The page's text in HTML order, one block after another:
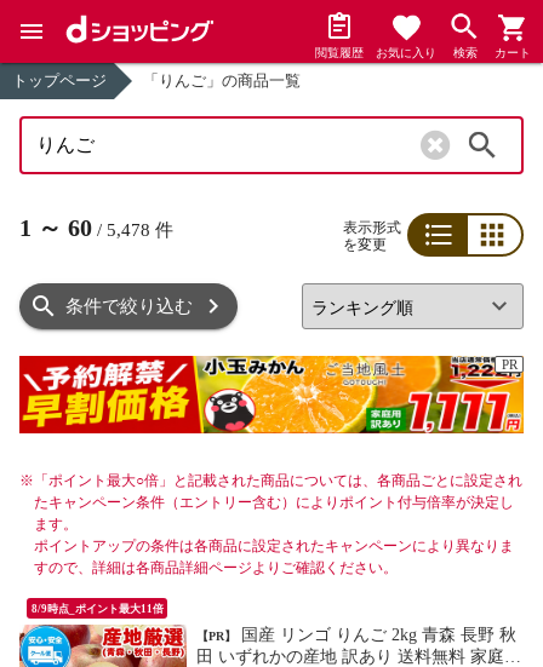
閲覧履歴 お気に入り 検索 カート
トップページ 「りんご」の商品一覧
1 ～ 60 / 5,478 件
表示形式
を変更
条件で絞り込む
PR
※ 「ポイント最大○倍」と記載された商品については、各商品ごとに設定され
たキャンペーン条件（エントリー含む）によりポイント付与倍率が決定し
ます。
ポイントアップの条件は各商品に設定されたキャンペーンにより異なりま
すので、詳細は各商品詳細ページよりご確認ください。
8/9時点_ポイント最大11倍
【PR】
田 いずれかの産地 訳あり 送料無料 家庭用